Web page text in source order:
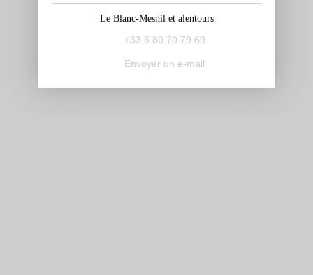
Le Blanc-Mesnil et alentours
+33 6 80 70 79 69
Envoyer un e-mail